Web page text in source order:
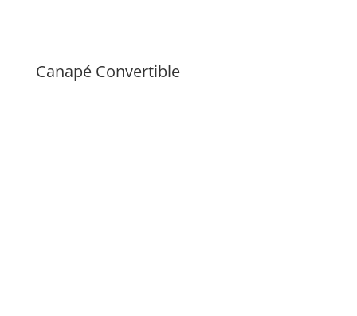
Canapé Convertible